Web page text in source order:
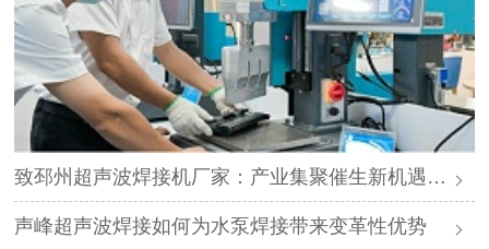
致邳州超声波焊接机厂家：产业集聚催生新机遇，声峰源头工厂邀您抱团发展
声峰超声波焊接如何为水泵焊接带来变革性优势